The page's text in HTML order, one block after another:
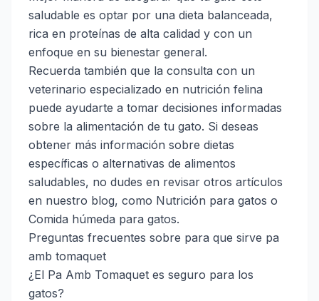
saludable es optar por una dieta balanceada,
rica en proteínas de alta calidad y con un
enfoque en su bienestar general.
Recuerda también que la consulta con un
veterinario especializado en nutrición felina
puede ayudarte a tomar decisiones informadas
sobre la alimentación de tu gato. Si deseas
obtener más información sobre dietas
específicas o alternativas de alimentos
saludables, no dudes en revisar otros artículos
en nuestro blog, como Nutrición para gatos o
Comida húmeda para gatos.
Preguntas frecuentes sobre para que sirve pa
amb tomaquet
¿El Pa Amb Tomaquet es seguro para los
gatos?